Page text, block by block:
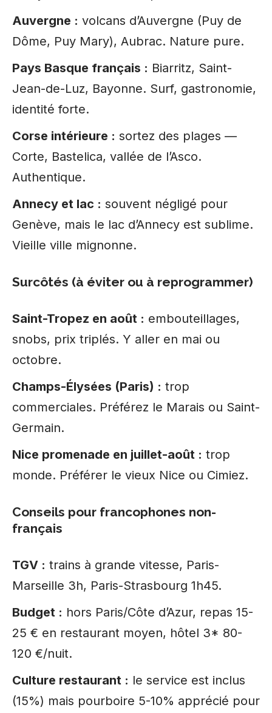
Auvergne : volcans d’Auvergne (Puy de
Dôme, Puy Mary), Aubrac. Nature pure.
Pays Basque français : Biarritz, Saint-
Jean-de-Luz, Bayonne. Surf, gastronomie,
identité forte.
Corse intérieure : sortez des plages —
Corte, Bastelica, vallée de l’Asco.
Authentique.
Annecy et lac : souvent négligé pour
Genève, mais le lac d’Annecy est sublime.
Vieille ville mignonne.
Surcôtés (à éviter ou à reprogrammer)
Saint-Tropez en août : embouteillages,
snobs, prix triplés. Y aller en mai ou
octobre.
Champs-Élysées (Paris) : trop
commerciales. Préférez le Marais ou Saint-
Germain.
Nice promenade en juillet-août : trop
monde. Préférer le vieux Nice ou Cimiez.
Conseils pour francophones non-
français
TGV : trains à grande vitesse, Paris-
Marseille 3h, Paris-Strasbourg 1h45.
Budget : hors Paris/Côte d’Azur, repas 15-
25 € en restaurant moyen, hôtel 3* 80-
120 €/nuit.
Culture restaurant : le service est inclus
(15%) mais pourboire 5-10% apprécié pour